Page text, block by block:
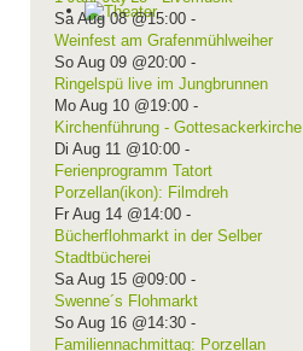
Sa Aug 08 @15:00-
Weinfest am Grafenmühlweiher
So Aug 09 @20:00-
Ringelspü live im Jungbrunnen
Mo Aug 10 @19:00-
Kirchenführung - Gottesackerkirche
Di Aug 11 @10:00-
Ferienprogramm Tatort
Porzellan(ikon): Filmdreh
Fr Aug 14 @14:00-
Bücherflohmarkt in der Selber
Stadtbücherei
Sa Aug 15 @09:00-
Swenne´s Flohmarkt
So Aug 16 @14:30-
Familiennachmittag: Porzellan